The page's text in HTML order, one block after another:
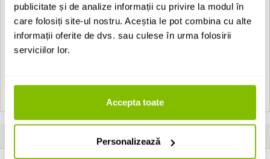
publicitate și de analize informații cu privire la modul în
care folosiți site-ul nostru. Aceștia le pot combina cu alte
informații oferite de dvs. sau culese în urma folosirii
serviciilor lor.
Accepta toate
Personalizează
Marime 4/4
Culoare Negru
Clientii care au cumparat acest produs au mai cumparat si: